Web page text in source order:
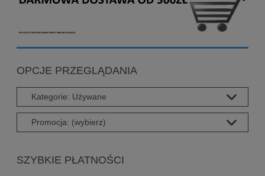
OPCJE PRZEGLĄDANIA
Kategorie: Używane
Promocja: (wybierz)
SZYBKIE PŁATNOŚCI